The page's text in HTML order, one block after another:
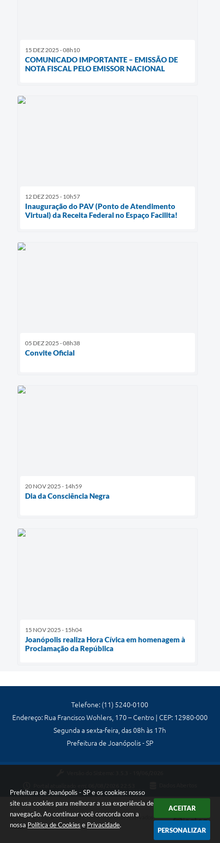
Prefeitura de Joanópolis - SP e os cookies: nosso
site usa cookies para melhorar a sua experiência de
navegação. Ao continuar você concorda com a
nossa Política de Cookies e Privacidade.
ACEITAR
PERSONALIZAR
15 DEZ 2025 - 08h10
COMUNICADO IMPORTANTE – EMISSÃO DE
NOTA FISCAL PELO EMISSOR NACIONAL
12 DEZ 2025 - 10h57
Inauguração do PAV (Ponto de Atendimento
Virtual) da Receita Federal no Espaço Facilita!
05 DEZ 2025 - 08h38
Convite Oficial
20 NOV 2025 - 14h59
Dia da Consciência Negra
15 NOV 2025 - 15h04
Joanópolis realiza Hora Cívica em homenagem à
Proclamação da República
Telefone: (11) 5240-0100
Endereço: Rua Francisco Wohlers, 170 – Centro | CEP: 12980-000
Segunda a sexta-feira, das 08h às 17h
Prefeitura de Joanópolis - SP
Copyright Instar - 2006-2026. Todos os direitos reservados -
Instar Tecnologia